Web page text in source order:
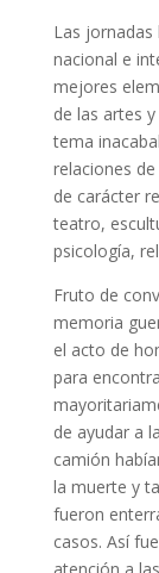
Las
nacional e
mejores
de las artes
tema
relaciones
de carácter
teatro,
psicología,
Fruto de
memoria
el acto de
para
de ayudar a
camión
la muerte y
fueron
casos. Así
atención a